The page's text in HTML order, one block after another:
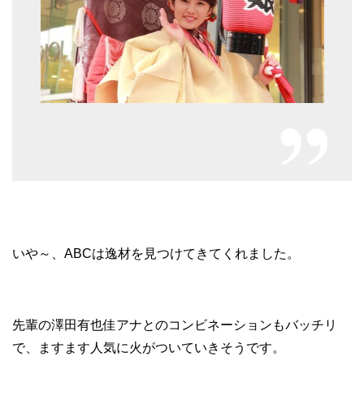
いや～、ABCは逸材を見つけてきてくれました。
先輩の澤田有也佳アナとのコンビネーションもバッチリ
で、ますます人気に火がついていきそうです。